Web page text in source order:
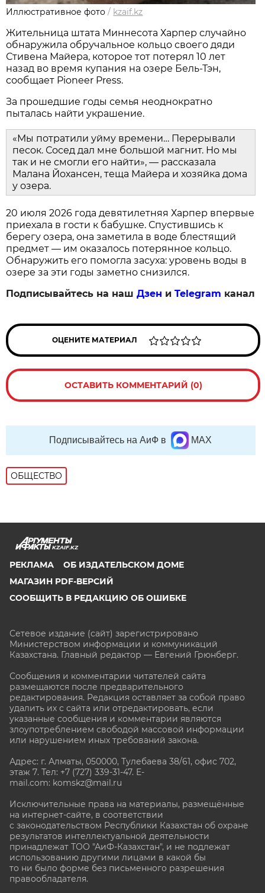
Иллюстративное фото / kzaif.kz
Жительница штата Миннесота Харпер случайно
обнаружила обручальное кольцо своего дяди
Стивена Майера, которое тот потерял 10 лет
назад во время купания на озере Бель-Тэн,
сообщает Pioneer Press.
За прошедшие годы семья неоднократно
пыталась найти украшение.
«Мы потратили уйму времени… Перерывали
песок. Сосед дал мне большой магнит. Но мы
так и не смогли его найти», — рассказала
Малана Йохансен, теща Майера и хозяйка дома
у озера.
20 июля 2026 года девятилетняя Харпер впервые
приехала в гости к бабушке. Спустившись к
берегу озера, она заметила в воде блестящий
предмет — им оказалось потерянное кольцо.
Обнаружить его помогла засуха: уровень воды в
озере за эти годы заметно снизился.
Подписывайтесь на нашДзен иTelegram канал
ОЦЕНИТЕ МАТЕРИАЛ
ОСТАВИТЬ КОММЕНТАРИЙ (0)
Подписывайтесь на АиФ в MAX
ОБЩЕСТВО
KZAIF.KZ
РЕКЛАМА
ОБ ИЗДАТЕЛЬСКОМ ДОМЕ
МАГАЗИН PDF-ВЕРСИЙ
СООБЩИТЬ В РЕДАКЦИЮ ОБ ОШИБКЕ
Сетевое издание (сайт) зарегистрировано
Министерством информации и коммуникаций
Казахстана. Главный редактор — Евгений Грюнберг.
Сообщения и комментарии читателей сайта
размещаются после предварительного
редактирования. Редакция оставляет за собой право
удалить их с сайта или отредактировать, если
указанные сообщения и комментарии являются
злоупотреблением свободой массовой информации
или нарушением иных требований закона.
Адрес: г. Алматы, 050000, Тулебаева 38/61, офис 702,
этаж 7. Тел: +7 (727) 339-31-47. E-
mail.com: komskz@mail.ru
Исключительные права на материалы, размещённые
на интернет-сайте, в соответствии
с законодательством Республики Казахстан об охране
результатов интеллектуальной деятельности
принадлежат ТОО "АиФ-Казахстан", и не подлежат
использованию другими лицами в какой бы
то ни было форме без письменного разрешения
правообладателя.